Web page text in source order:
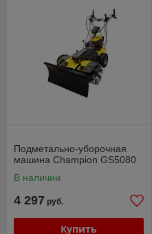
Подметально-уборочная
машина Champion GS5080
В наличии
4 297 руб.
Купить